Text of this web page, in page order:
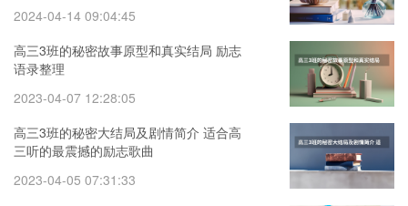
2024-04-14 09:04:45
高三3班的秘密故事原型和真实结局 励志
语录整理
2023-04-07 12:28:05
高三3班的秘密大结局及剧情简介 适合高
三听的最震撼的励志歌曲
2023-04-05 07:31:33